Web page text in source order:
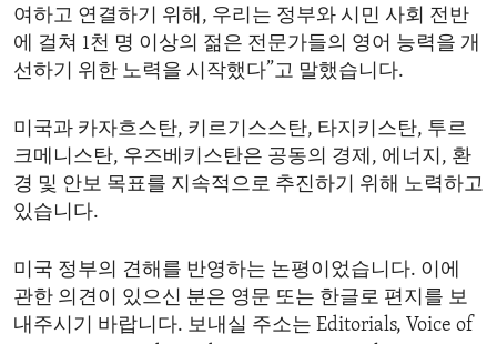
여하고 연결하기 위해, 우리는 정부와 시민 사회 전반
에 걸쳐 1천 명 이상의 젊은 전문가들의 영어 능력을 개
선하기 위한 노력을 시작했다”고 말했습니다.
미국과 카자흐스탄, 키르기스스탄, 타지키스탄, 투르
크메니스탄, 우즈베키스탄은 공동의 경제, 에너지, 환
경 및 안보 목표를 지속적으로 추진하기 위해 노력하고
있습니다.
미국 정부의 견해를 반영하는 논평이었습니다. 이에
관한 의견이 있으신 분은 영문 또는 한글로 편지를 보
내주시기 바랍니다. 보내실 주소는 Editorials, Voice of